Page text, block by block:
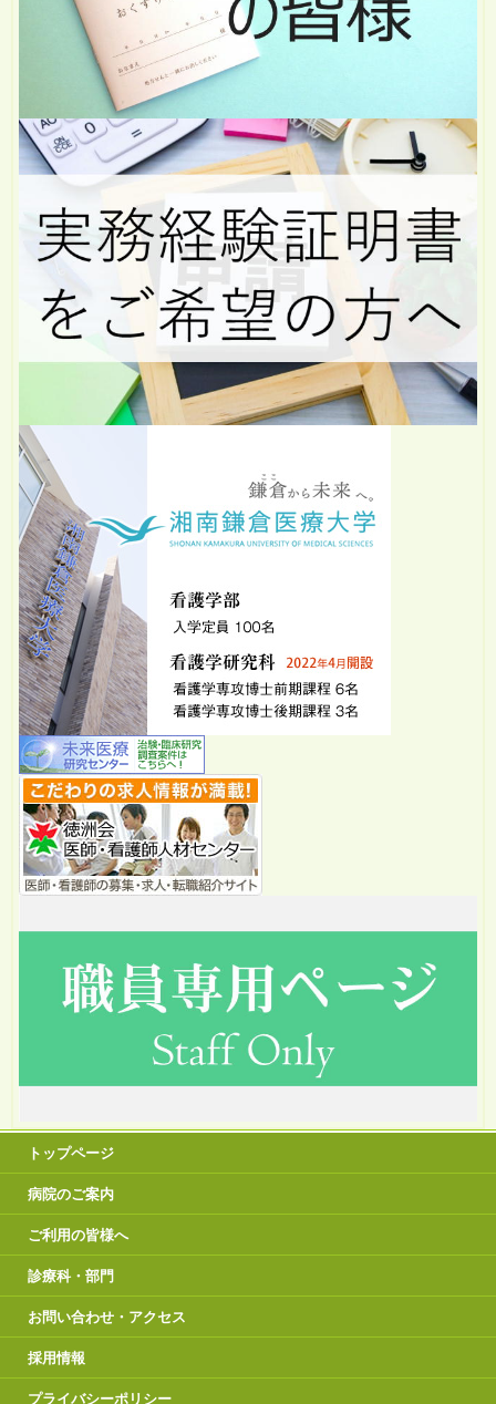
トップページ
病院のご案内
ご利用の皆様へ
診療科・部門
お問い合わせ・アクセス
採用情報
プライバシーポリシー